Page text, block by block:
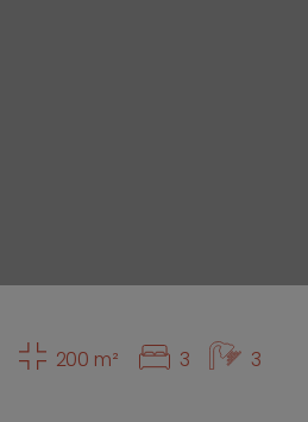
200 m² 3 3